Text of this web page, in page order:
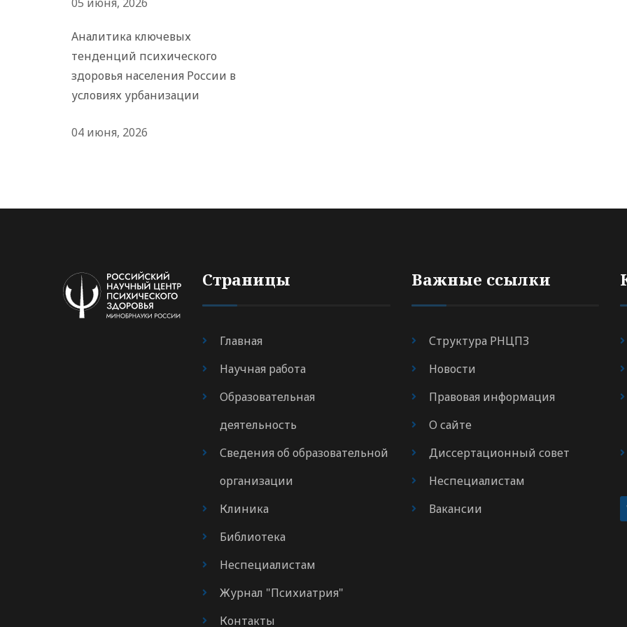
Аналитика ключевых
тенденций психического
здоровья населения России в
условиях урбанизации
04 июня, 2026
Страницы
Главная
Научная работа
Образовательная
деятельность
Сведения об образовательной
организации
Клиника
Библиотека
Неспециалистам
Журнал "Психиатрия"
Контакты
Важные ссылки
Структура РНЦПЗ
Новости
Правовая информация
О сайте
Диссертационный совет
Неспециалистам
Вакансии